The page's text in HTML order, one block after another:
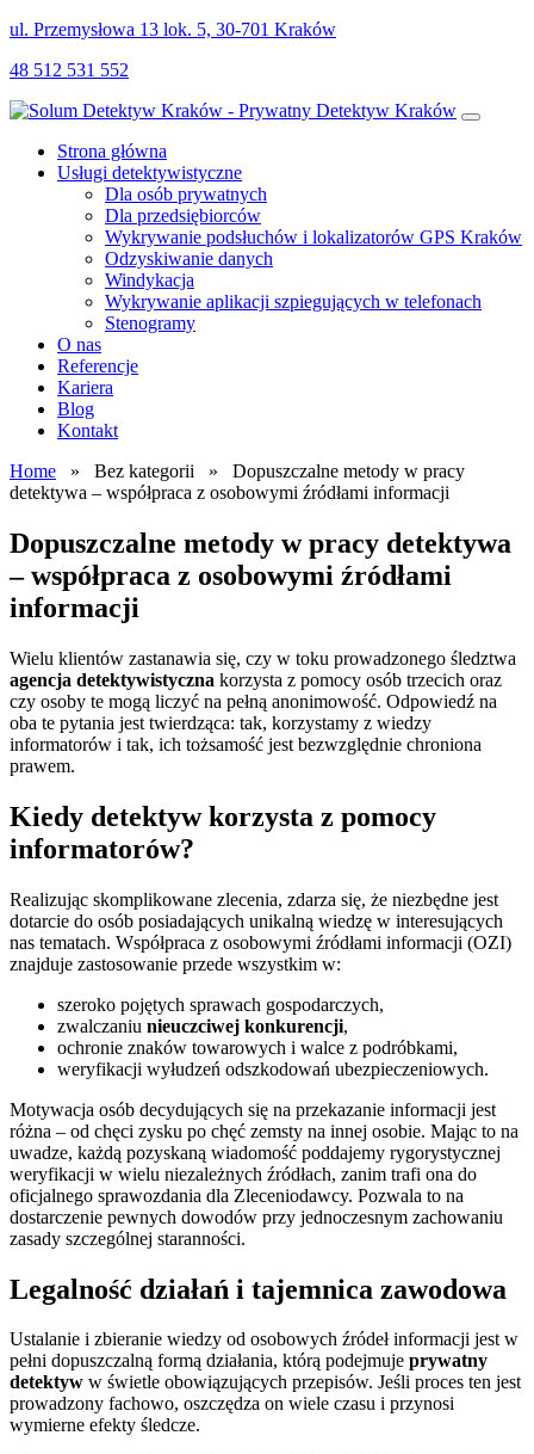
ul. Przemysłowa 13 lok. 5, 30-701 Kraków
48 512 531 552
Strona główna
Usługi detektywistyczne
Dla osób prywatnych
Dla przedsiębiorców
Wykrywanie podsłuchów i lokalizatorów GPS Kraków
Odzyskiwanie danych
Windykacja
Wykrywanie aplikacji szpiegujących w telefonach
Stenogramy
O nas
Referencje
Kariera
Blog
Kontakt
Home » Bez kategorii » Dopuszczalne metody w pracy
detektywa – współpraca z osobowymi źródłami informacji
Dopuszczalne metody w pracy detektywa
– współpraca z osobowymi źródłami
informacji
Wielu klientów zastanawia się, czy w toku prowadzonego śledztwa
agencja detektywistyczna korzysta z pomocy osób trzecich oraz
czy osoby te mogą liczyć na pełną anonimowość. Odpowiedź na
oba te pytania jest twierdząca: tak, korzystamy z wiedzy
informatorów i tak, ich tożsamość jest bezwzględnie chroniona
prawem.
Kiedy detektyw korzysta z pomocy
informatorów?
Realizując skomplikowane zlecenia, zdarza się, że niezbędne jest
dotarcie do osób posiadających unikalną wiedzę w interesujących
nas tematach. Współpraca z osobowymi źródłami informacji (OZI)
znajduje zastosowanie przede wszystkim w:
szeroko pojętych sprawach gospodarczych,
zwalczaniu nieuczciwej konkurencji,
ochronie znaków towarowych i walce z podróbkami,
weryfikacji wyłudzeń odszkodowań ubezpieczeniowych.
Motywacja osób decydujących się na przekazanie informacji jest
różna – od chęci zysku po chęć zemsty na innej osobie. Mając to na
uwadze, każdą pozyskaną wiadomość poddajemy rygorystycznej
weryfikacji w wielu niezależnych źródłach, zanim trafi ona do
oficjalnego sprawozdania dla Zleceniodawcy. Pozwala to na
dostarczenie pewnych dowodów przy jednoczesnym zachowaniu
zasady szczególnej staranności.
Legalność działań i tajemnica zawodowa
Ustalanie i zbieranie wiedzy od osobowych źródeł informacji jest w
pełni dopuszczalną formą działania, którą podejmuje prywatny
detektyw w świetle obowiązujących przepisów. Jeśli proces ten jest
prowadzony fachowo, oszczędza on wiele czasu i przynosi
wymierne efekty śledcze.